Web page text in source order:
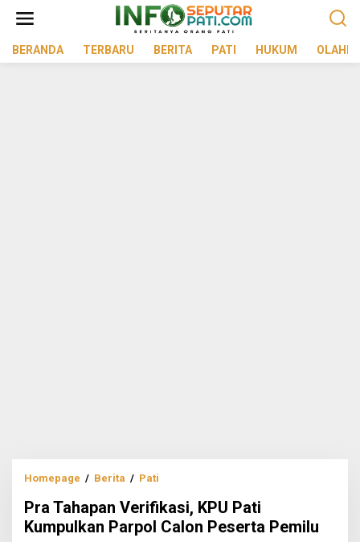
BERANDA
TERBARU BERITA PATI HUKUM
Homepage / Berita / Pati
Verifikasi,
KPU
Pati
Pra Tahapan Verifikasi, KPU Pati
Kumpulkan Parpol Calon Peserta Pemilu